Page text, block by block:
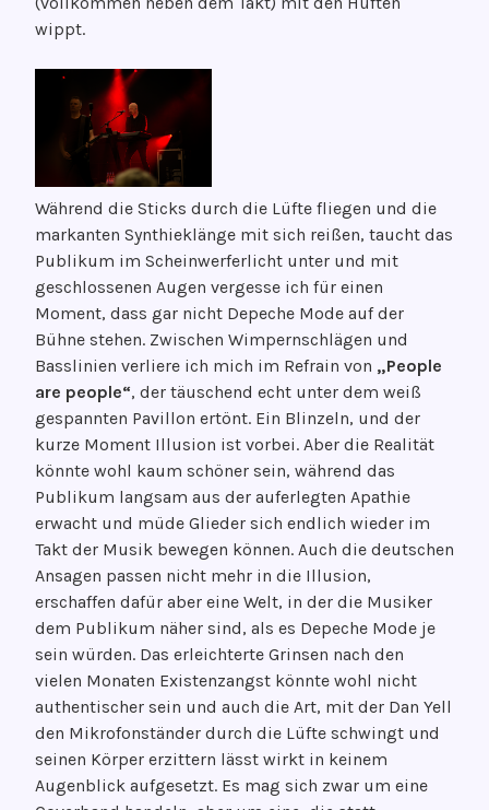
wippt.
Während die Sticks durch die Lüfte fliegen und die
markanten Synthieklänge mit sich reißen, taucht das
Publikum im Scheinwerferlicht unter und mit
geschlossenen Augen vergesse ich für einen
Moment, dass gar nicht Depeche Mode auf der
Bühne stehen. Zwischen Wimpernschlägen und
Basslinien verliere ich mich im Refrain von „People
are people“, der täuschend echt unter dem weiß
gespannten Pavillon ertönt. Ein Blinzeln, und der
kurze Moment Illusion ist vorbei. Aber die Realität
könnte wohl kaum schöner sein, während das
Publikum langsam aus der auferlegten Apathie
erwacht und müde Glieder sich endlich wieder im
Takt der Musik bewegen können. Auch die deutschen
Ansagen passen nicht mehr in die Illusion,
erschaffen dafür aber eine Welt, in der die Musiker
dem Publikum näher sind, als es Depeche Mode je
sein würden. Das erleichterte Grinsen nach den
vielen Monaten Existenzangst könnte wohl nicht
authentischer sein und auch die Art, mit der Dan Yell
den Mikrofonständer durch die Lüfte schwingt und
seinen Körper erzittern lässt wirkt in keinem
Augenblick aufgesetzt. Es mag sich zwar um eine